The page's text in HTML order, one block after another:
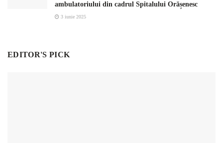
ambulatoriului din cadrul Spitalului Orășenesc
3 iunie 2025
EDITOR'S PICK